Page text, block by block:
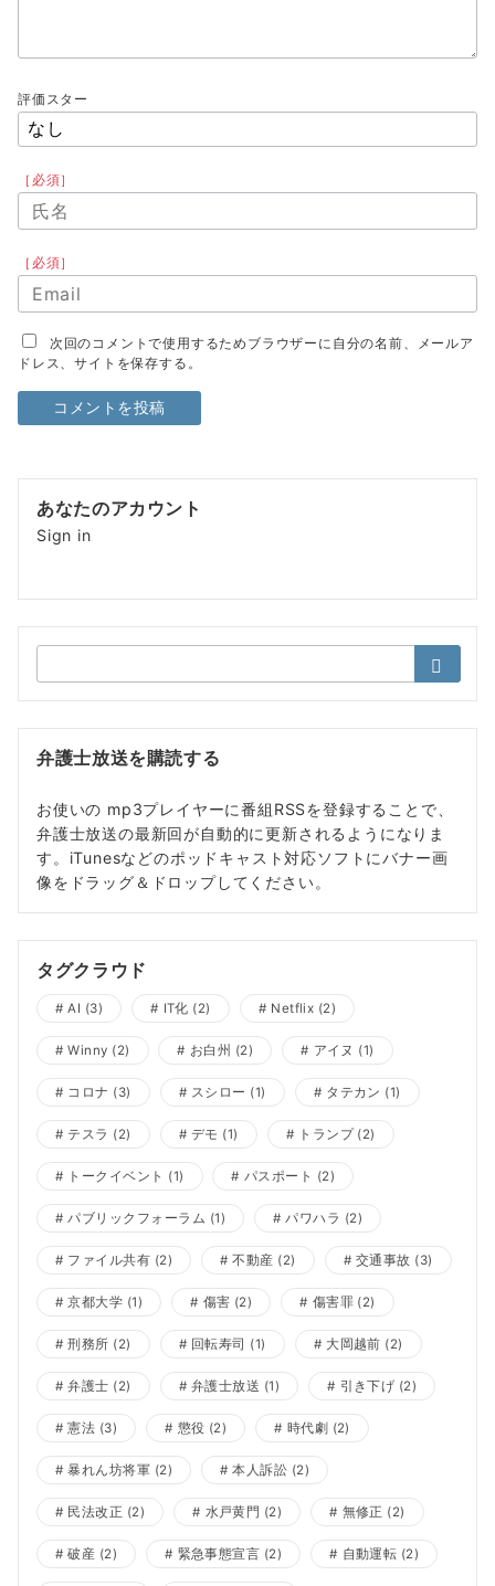
評価スター
［必須］
［必須］
次回のコメントで使用するためブラウザーに自分の名前、メールア
ドレス、サイトを保存する。
あなたのアカウント
Sign in
索：
弁護士放送を購読する
お使いの mp3プレイヤーに番組RSSを登録することで、
弁護士放送の最新回が自動的に更新されるようになりま
す。iTunesなどのポッドキャスト対応ソフトにバナー画
像をドラッグ＆ドロップしてください。
タグクラウド
AI (3) IT化 (2) Netflix (2)
Winny (2) お白州 (2) アイヌ (1)
コロナ (3) スシロー (1) タテカン (1)
テスラ (2) デモ (1) トランプ(2)
トークイベント (1) パスポート (2)
パブリックフォーラム (1) パワハラ (2)
ファイル共有 (2) 不動産 (2) 交通事故 (3)
京都大学 (1) 傷害 (2) 傷害罪 (2)
刑務所 (2) 回転寿司 (1) 大岡越前 (2)
弁護士 (2) 弁護士放送 (1) 引き下げ (2)
憲法 (3) 懲役 (2) 時代劇 (2)
暴れん坊将軍 (2) 本人訴訟 (2)
民法改正 (2) 水戸黄門 (2) 無修正 (2)
破産 (2) 緊急事態宣言 (2) 自動運転 (2)